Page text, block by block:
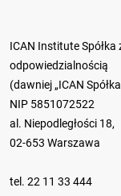
ICAN Institute
odpowiedzialnością
(dawniej „ICAN
NIP 5851072522
al. Niepodległości 18,
02-653 Warszawa
tel. 22 11 33 444